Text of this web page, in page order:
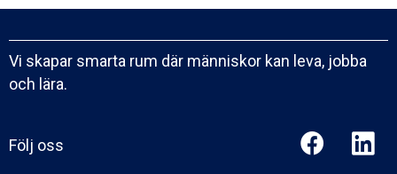
Vi skapar smarta rum där människor kan leva, jobba
och lära.
Följ oss